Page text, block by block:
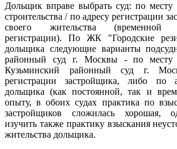
Дольщик вправе выбрать суд: по месту
строительства / по адресу регистрации
своего жительства (временной
регистрации). По ЖК "Городские
дольщика следующие варианты
районный суд г. Москвы - по
Кузьминский районный суд г.
регистрации застройщика, либо по
дольщика (как постоянной, так и
опыту, в обоих судах практика по
застройщиков сложилась хорошая,
изучить также практику взыскания
жительства дольщика.